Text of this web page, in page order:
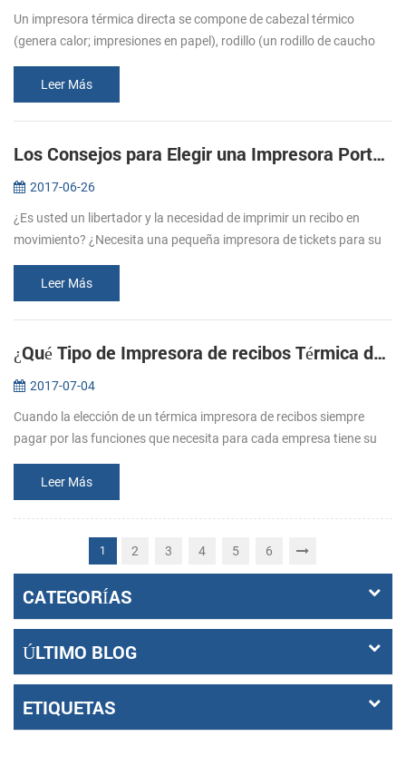
Un impresora térmica directa se compone de cabezal térmico
(genera calor; impresiones en papel), rodillo (un rodillo de caucho
cabezal t...
Leer Más
Los Consejos para Elegir una Impresora Portátil de recibos
2017-06-26
¿Es usted un libertador y la necesidad de imprimir un recibo en
movimiento? ¿Necesita una pequeña impresora de tickets para su
ideales p...
Leer Más
¿Qué Tipo de Impresora de recibos Térmica debo Comprar?
2017-07-04
Cuando la elección de un térmica impresora de recibos siempre
pagar por las funciones que necesita para cada empresa tiene su
requisitos s...
Leer Más
1 2 3 4 5 6
CATEGORÍAS
ÚLTIMO BLOG
ETIQUETAS